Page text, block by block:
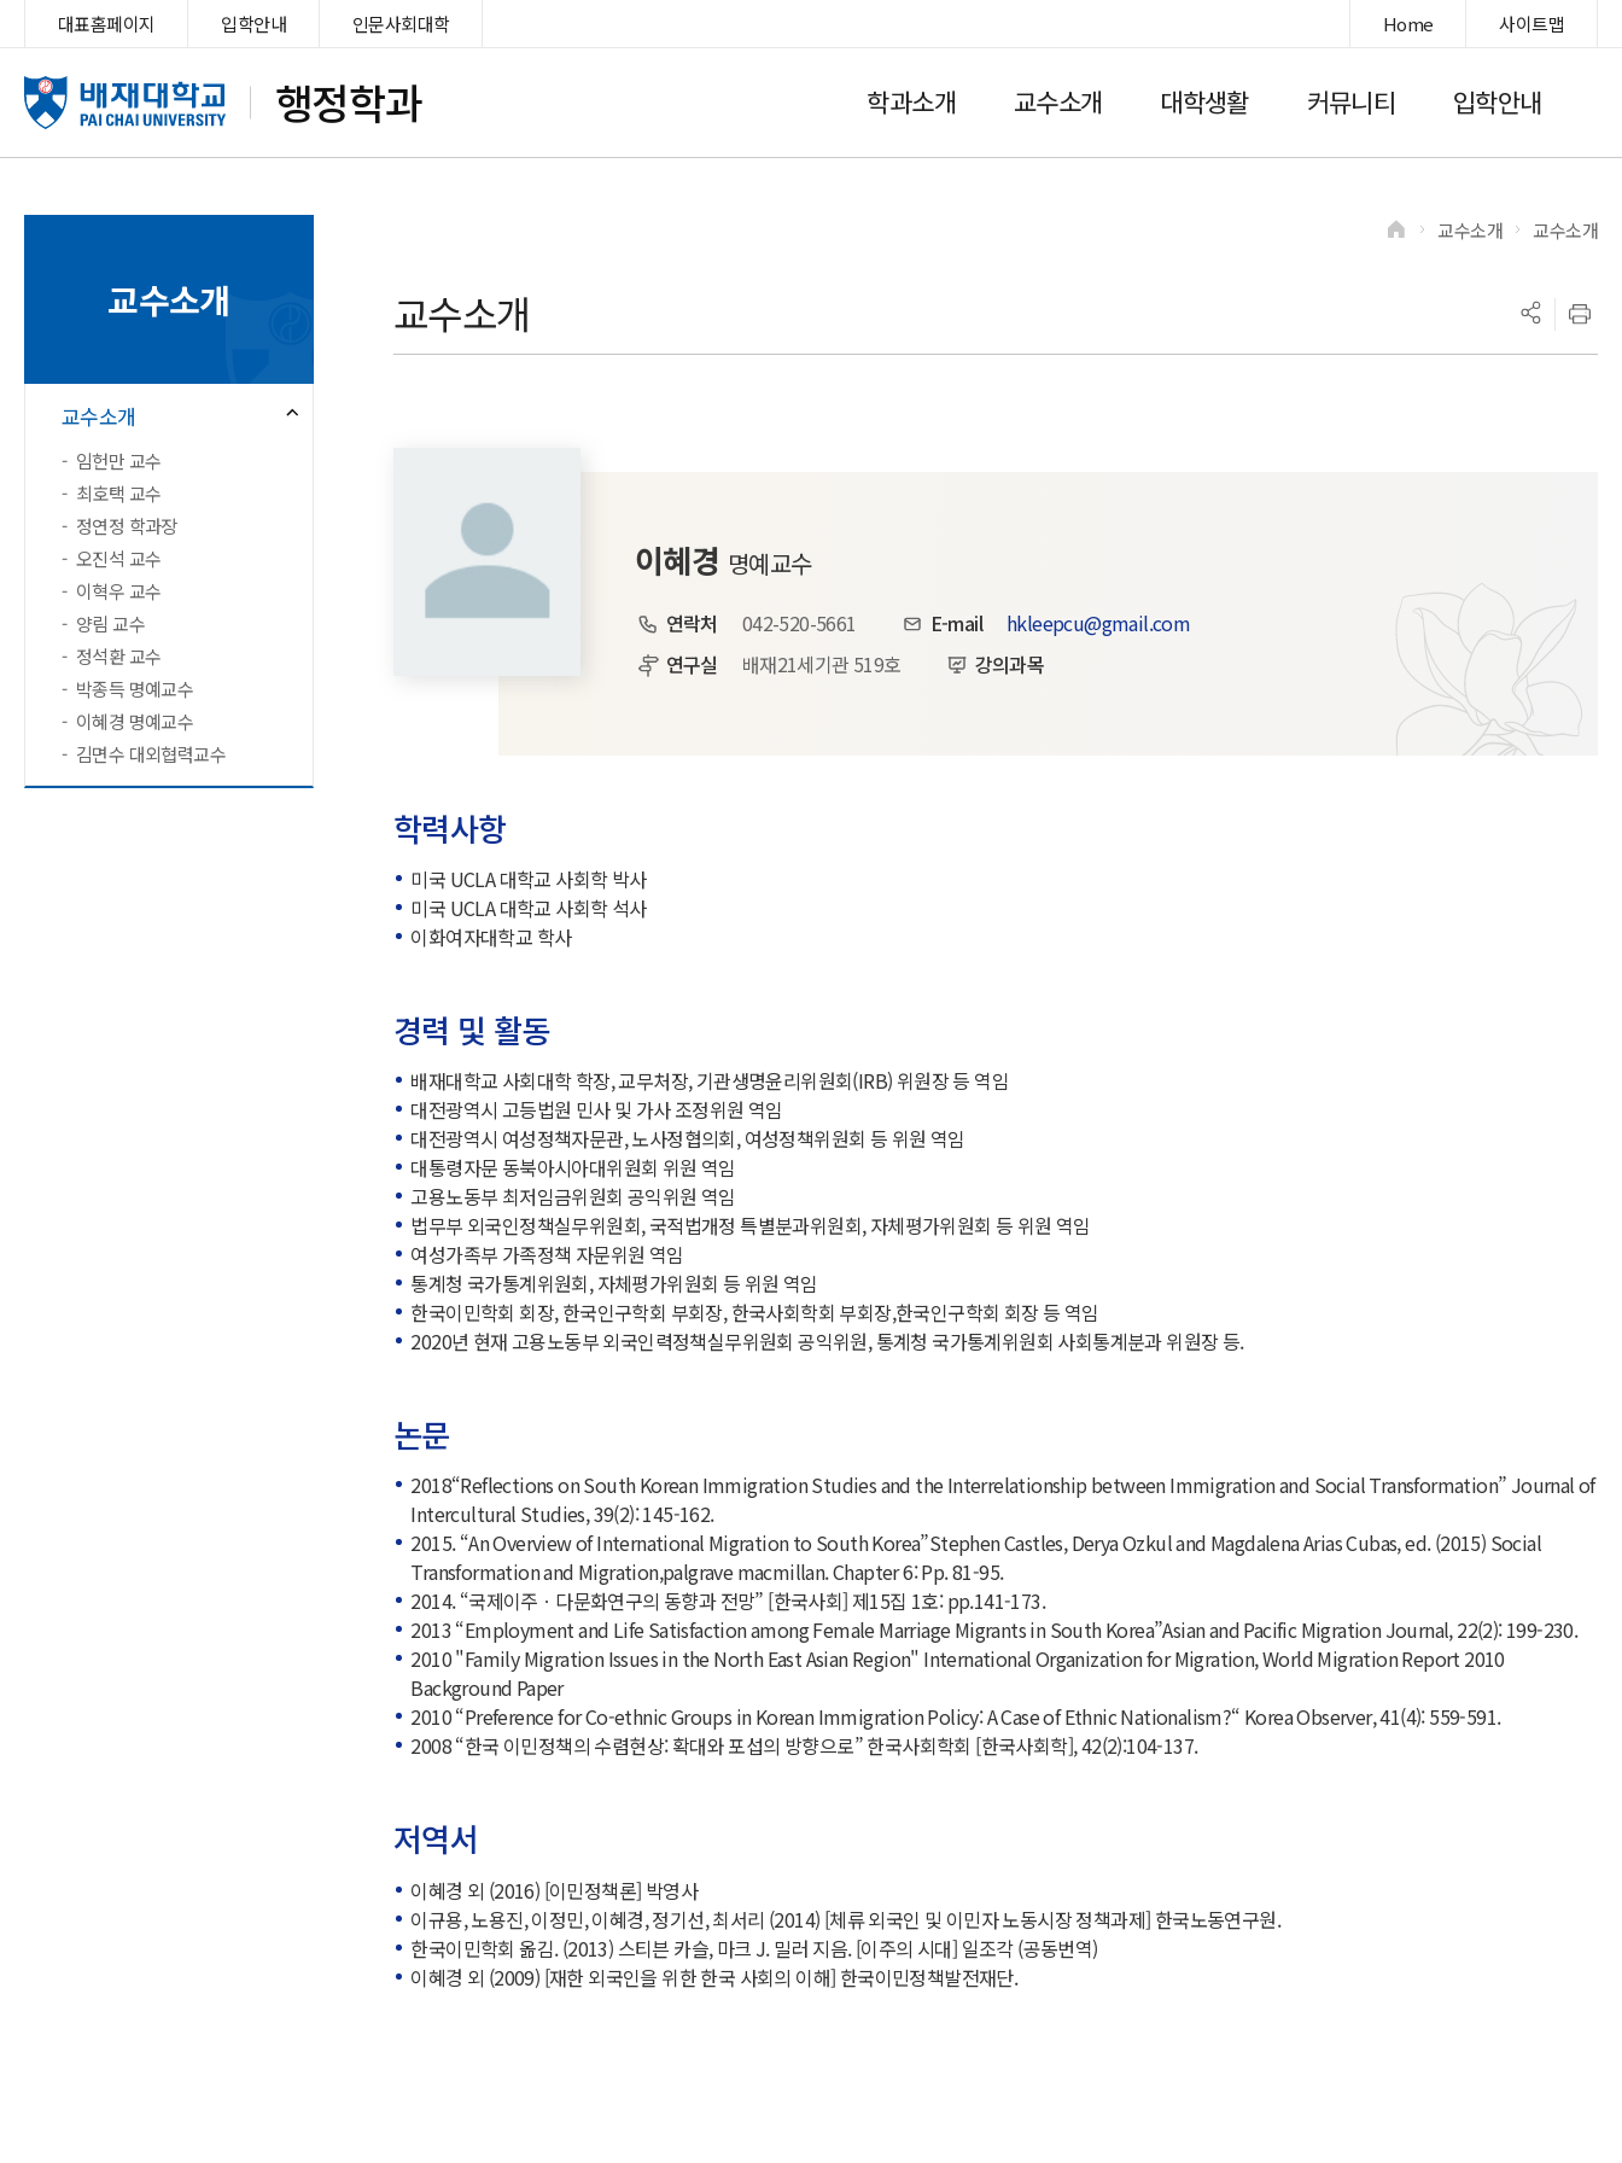
행정학과
대표홈페이지 입학안내 인문사회대학 Home 사이트맵
학과소개 교수소개 대학생활 커뮤니티 입학안내
교수소개
교수소개
임헌만 교수
최호택 교수
정연정 학과장
오진석 교수
이혁우 교수
양림 교수
정석환 교수
박종득 명예교수
이혜경 명예교수
김면수 대외협력교수
교수소개
교수소개 교수소개
이혜경 명예교수
연락처 042-520-5661 E-mail
hkleepcu@gmail.com
연구실
배재21세기관 519호 강의과목
학력사항
미국 UCLA 대학교 사회학 박사
미국 UCLA 대학교 사회학 석사
이화여자대학교 학사
경력 및 활동
배재대학교 사회대학 학장, 교무처장, 기관생명윤리위원회(IRB) 위원장 등 역임
대전광역시 고등법원 민사 및 가사 조정위원 역임
대전광역시 여성정책자문관, 노사정협의회, 여성정책위원회 등 위원 역임
대통령자문 동북아시아대위원회 위원 역임
고용노동부 최저임금위원회 공익위원 역임
법무부 외국인정책실무위원회, 국적법개정 특별분과위원회, 자체평가위원회 등 위원 역임
여성가족부 가족정책 자문위원 역임
통계청 국가통계위원회, 자체평가위원회 등 위원 역임
한국이민학회 회장, 한국인구학회 부회장, 한국사회학회 부회장,한국인구학회 회장 등 역임
2020년 현재 고용노동부 외국인력정책실무위원회 공익위원, 통계청 국가통계위원회 사회통계분과 위원장 등.
논문
2018“Reflections on South Korean Immigration Studies and the Interrelationship between Immigration and Social Transformation” Journal of
Intercultural Studies, 39(2): 145-162.
2015. “An Overview of International Migration to South Korea”Stephen Castles, Derya Ozkul and Magdalena Arias Cubas, ed. (2015) Social
Transformation and Migration,palgrave macmillan. Chapter 6: Pp. 81-95.
2014. “국제이주ㆍ다문화연구의 동향과 전망” [한국사회] 제15집 1호: pp.141-173.
2013 “Employment and Life Satisfaction among Female Marriage Migrants in South Korea”Asian and Pacific Migration Journal, 22(2): 199-230.
2010 "Family Migration Issues in the North East Asian Region" International Organization for Migration, World Migration Report 2010
Background Paper
2010 “Preference for Co-ethnic Groups in Korean Immigration Policy: A Case of Ethnic Nationalism?“ Korea Observer, 41(4): 559-591.
2008 “한국 이민정책의 수렴현상: 확대와 포섭의 방향으로” 한국사회학회 [한국사회학], 42(2):104-137.
저역서
이혜경 외 (2016) [이민정책론] 박영사
이규용, 노용진, 이정민, 이혜경, 정기선, 최서리 (2014) [체류 외국인 및 이민자 노동시장 정책과제] 한국노동연구원.
한국이민학회 옮김. (2013) 스티븐 카슬, 마크 J. 밀러 지음. [이주의 시대] 일조각 (공동번역)
이혜경 외 (2009) [재한 외국인을 위한 한국 사회의 이해] 한국이민정책발전재단.